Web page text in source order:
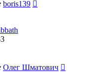
boris139
Олег Шматович